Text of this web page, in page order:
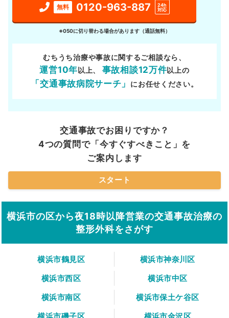
無料 0120-963-887
24h
対応
※050に切り替わる場合があります（通話無料）
むちうち治療や事故に関するご相談なら、
運営10年以上、 事故相談12万件以上の
「交通事故病院サーチ」 にお任せください。
交通事故でお困りですか？
4つの質問で「今すぐすべきこと」を
ご案内します
スタート
横浜市の区から夜18時以降営業の交通事故治療の
整形外科をさがす
横浜市鶴見区
横浜市神奈川区
横浜市西区
横浜市中区
横浜市南区
横浜市保土ケ谷区
横浜市磯子区
横浜市金沢区